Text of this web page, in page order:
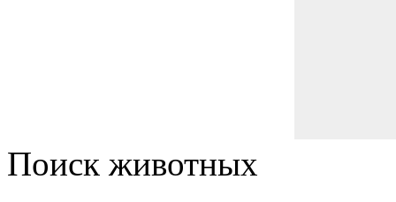
Поиск животных